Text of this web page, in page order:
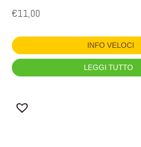
€11,00
INFO VELOCI
LEGGI TUTTO